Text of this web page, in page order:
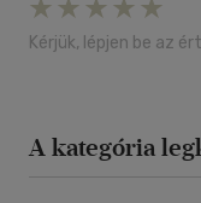
Kérjük, lépjen be az
A kategória